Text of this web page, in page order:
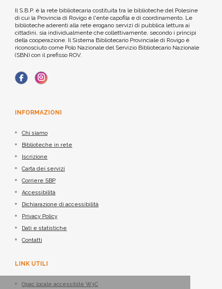
Il S.B.P. è la rete bibliotecaria costituita tra le biblioteche del Polesine
di cui la Provincia di Rovigo è l'ente capofila e di coordinamento. Le
biblioteche aderenti alla rete erogano servizi di pubblica lettura ai
cittadini, sia individualmente che collettivamente, secondo i principi
della cooperazione. Il Sistema Bibliotecario Provinciale di Rovigo è
riconosciuto come Polo Nazionale del Servizio Bibliotecario Nazionale
(SBN) con il prefisso ROV.
INFORMAZIONI
Chi siamo
Biblioteche in rete
Iscrizione
Carta dei servizi
Corriere SBP
Accessibilità
Dichiarazione di accessibilità
Privacy Policy
Dati e statistiche
Contatti
LINK UTILI
Opac locale accessibile W3C